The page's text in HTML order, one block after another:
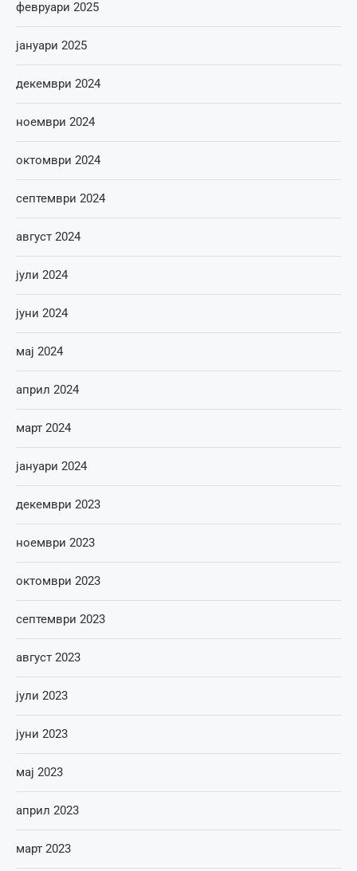
февруари 2025
јануари 2025
декември 2024
ноември 2024
октомври 2024
септември 2024
август 2024
јули 2024
јуни 2024
мај 2024
април 2024
март 2024
јануари 2024
декември 2023
ноември 2023
октомври 2023
септември 2023
август 2023
јули 2023
јуни 2023
мај 2023
април 2023
март 2023